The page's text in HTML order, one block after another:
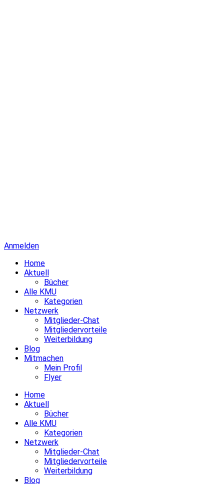
Anmelden
Home
Aktuell
Bücher
Alle KMU
Kategorien
Netzwerk
Mitglieder-Chat
Mitgliedervorteile
Weiterbildung
Blog
Mitmachen
Mein Profil
Flyer
Home
Aktuell
Bücher
Alle KMU
Kategorien
Netzwerk
Mitglieder-Chat
Mitgliedervorteile
Weiterbildung
Blog